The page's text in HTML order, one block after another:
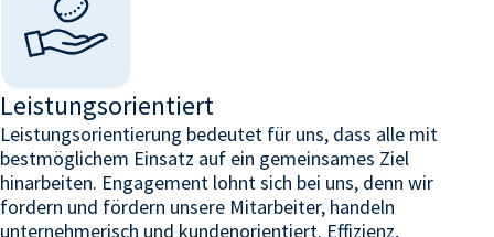
Leistungsorientiert
Leistungsorientierung bedeutet für uns, dass alle mit
bestmöglichem Einsatz auf ein gemeinsames Ziel
hinarbeiten. Engagement lohnt sich bei uns, denn wir
fordern und fördern unsere Mitarbeiter, handeln
unternehmerisch und kundenorientiert. Effizienz,